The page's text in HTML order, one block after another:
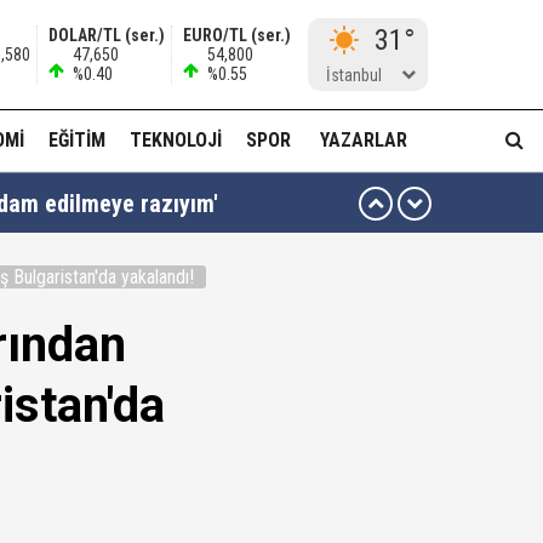
DOLAR/TL (ser.)
47,650
%0.40
EURO/TL (ser.)
54,800
%0.55
31°
İstanbul
EĞITIM TEKNOLOJI SPOR YAZARLAR
edilmeye razıyım'
Hür Ağbaba gözaltında!
Bulgaristan'da yakalandı!